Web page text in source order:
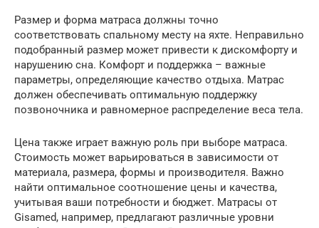
Размер и форма матраса должны точно
соответствовать спальному месту на яхте. Неправильно
подобранный размер может привести к дискомфорту и
нарушению сна. Комфорт и поддержка – важные
параметры, определяющие качество отдыха. Матрас
должен обеспечивать оптимальную поддержку
позвоночника и равномерное распределение веса тела.
Цена также играет важную роль при выборе матраса.
Стоимость может варьироваться в зависимости от
материала, размера, формы и производителя. Важно
найти оптимальное соотношение цены и качества,
учитывая ваши потребности и бюджет. Матрасы от
Gisamed, например, предлагают различные уровни